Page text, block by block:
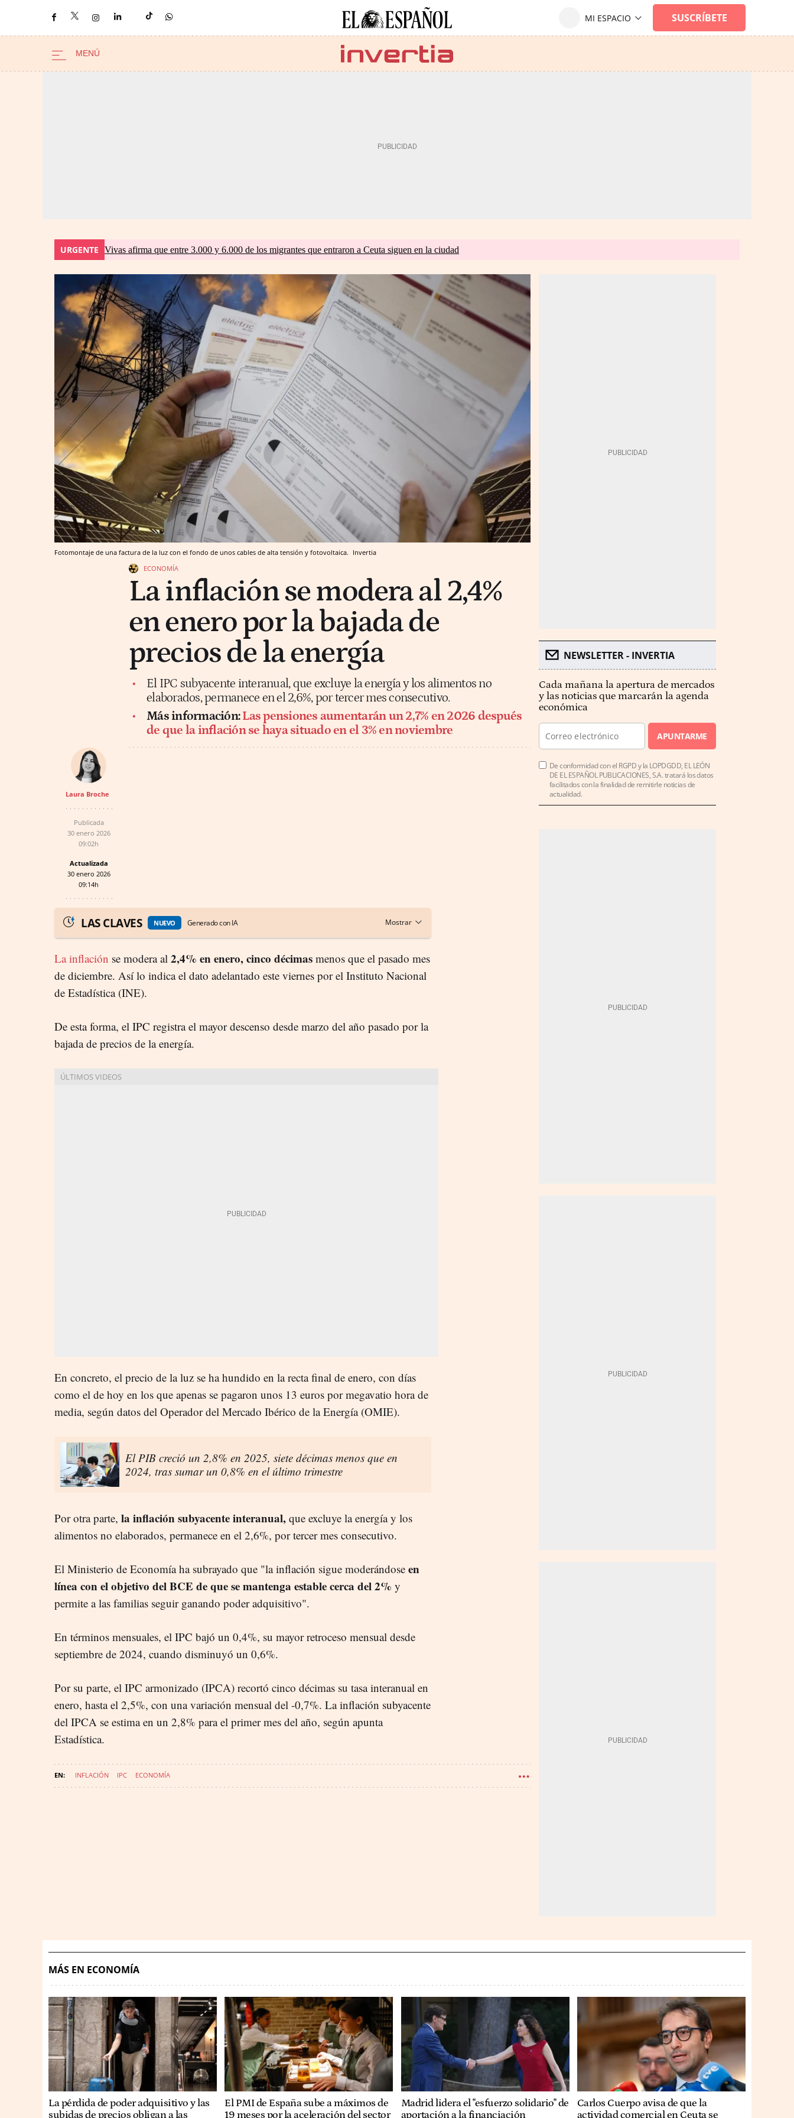
URGENTE Vivas afirma que entre 3.000 y 6.000 de los migrantes que entraron a Ceuta siguen en la ciudad
Fotomontaje de una factura de la luz con el fondo de unos cables de alta tensión y fotovoltaica. Invertia
ECONOMÍA
La inflación se modera al 2,4%
en enero por la bajada de
precios de la energía
El IPC subyacente interanual, que excluye la energía y los alimentos no
elaborados, permanece en el 2,6%, por tercer mes consecutivo.
Más información:Las pensiones aumentarán un 2,7% en 2026 después
de que la inflación se haya situado en el 3% en noviembre
Laura Broche
Publicada
30 enero 2026
09:02h
Actualizada
30 enero 2026
09:14h
LAS CLAVES NUEVO Generado con IA
La inflación se modera al 2,4% en enero, cinco décimas menos que el pasado mes
de diciembre. Así lo indica el dato adelantado este viernes por el Instituto Nacional
de Estadística (INE).
De esta forma, el IPC registra el mayor descenso desde marzo del año pasado por la
bajada de precios de la energía.
En concreto, el precio de la luz se ha hundido en la recta final de enero, con días
como el de hoy en los que apenas se pagaron unos 13 euros por megavatio hora de
media, según datos del Operador del Mercado Ibérico de la Energía (OMIE).
El PIB creció un 2,8% en 2025, siete décimas menos que en
2024, tras sumar un 0,8% en el último trimestre
Por otra parte, la inflación subyacente interanual, que excluye la energía y los
alimentos no elaborados, permanece en el 2,6%, por tercer mes consecutivo.
El Ministerio de Economía ha subrayado que "la inflación sigue moderándose en
línea con el objetivo del BCE de que se mantenga estable cerca del 2% y
permite a las familias seguir ganando poder adquisitivo".
En términos mensuales, el IPC bajó un 0,4%, su mayor retroceso mensual desde
septiembre de 2024, cuando disminuyó un 0,6%.
Por su parte, el IPC armonizado (IPCA) recortó cinco décimas su tasa interanual en
enero, hasta el 2,5%, con una variación mensual del -0,7%. La inflación subyacente
del IPCA se estima en un 2,8% para el primer mes del año, según apunta
Estadística.
INFLACIÓN IPC ECONOMÍA
NEWSLETTER - INVERTIA
Cada mañana la apertura de mercados
y las noticias que marcarán la agenda
económica
APUNTARME
De conformidad con el RGPD y la LOPDGDD, EL LEÓN
DE EL ESPAÑOL PUBLICACIONES, S.A. tratará los datos
facilitados con la finalidad de remitirle noticias de
actualidad.
MÁS EN ECONOMÍA
La pérdida de poder adquisitivo y las
subidas de precios obligan a las
El PMI de España sube a máximos de
19 meses por la aceleración del sector
Madrid lidera el "esfuerzo solidario" de
aportación a la financiación
Carlos Cuerpo avisa de que la
actividad comercial en Ceuta se